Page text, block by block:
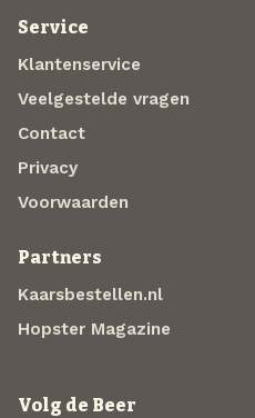
Service
Klantenservice
Veelgestelde vragen
Contact
Privacy
Voorwaarden
Partners
Kaarsbestellen.nl
Hopster Magazine
Volg de Beer